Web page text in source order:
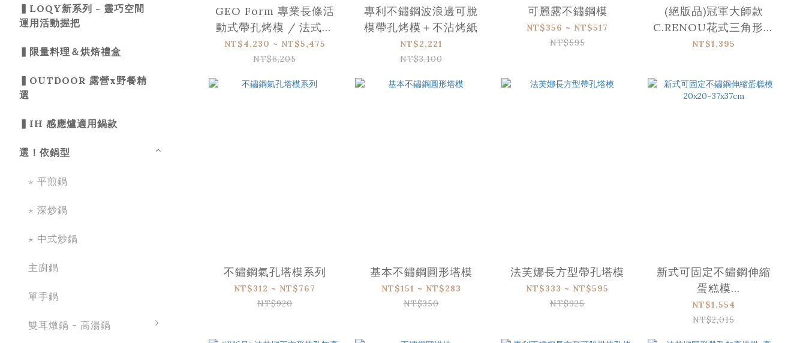
▍LOQY新系列 - 靈巧空間
運用活動握把
▍限量料理＆烘焙禮盒
▍OUTDOOR 露營x野餐精
選
▍IH 感應爐適用鍋款
選！依鍋型
⋆ 平煎鍋
⋆ 深炒鍋
⋆ 中式炒鍋
主廚鍋
單手鍋
雙耳燉鍋 - 高湯鍋
GEO Form 專業長條活
動式帶孔烤模 / 法式傳
統肉派指定模具 Pâté
en Croûte
NT$4,230 ~ NT$5,475
NT$6,205
專利不鏽鋼波浪邊可脫
模帶孔烤模＋不沾烤紙
NT$2,221
NT$3,100
可麗露不鏽鋼模
NT$356 ~ NT$517
NT$595
(絕版品)冠軍大師款
C.RENOU花式三角形型
特製塔模
NT$1,395
不鏽鋼氣孔塔模系列
NT$312 ~ NT$767
NT$920
基本不鏽鋼圓形塔模
NT$151 ~ NT$283
NT$350
法芙娜長方型帶孔塔模
NT$333 ~ NT$595
NT$925
新式可固定不鏽鋼伸縮
蛋糕模
20x20~37x37cm
NT$1,554
NT$2,015